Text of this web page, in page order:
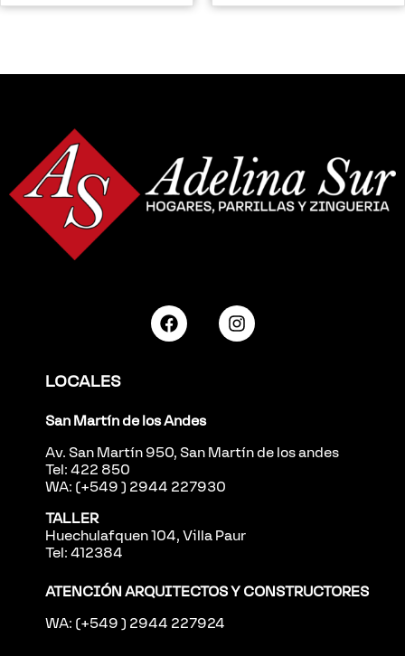
LOCALES
San Martín de los Andes
Av. San Martín 950, San Martín de los andes
Tel: 422 850
WA: (+549 ) 2944 227930
TALLER
Huechulafquen 104, Villa Paur
Tel: 412384
ATENCIÓN ARQUITECTOS Y CONSTRUCTORES
WA: (+549 ) 2944 227924